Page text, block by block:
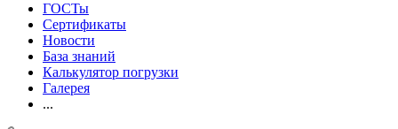
ГОСТы
Сертификаты
Новости
База знаний
Калькулятор погрузки
Галерея
...